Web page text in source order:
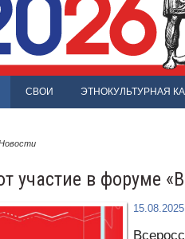
СВОИ ЭТНОКУЛЬТУРНАЯ
участие в форуме
15.08.2025